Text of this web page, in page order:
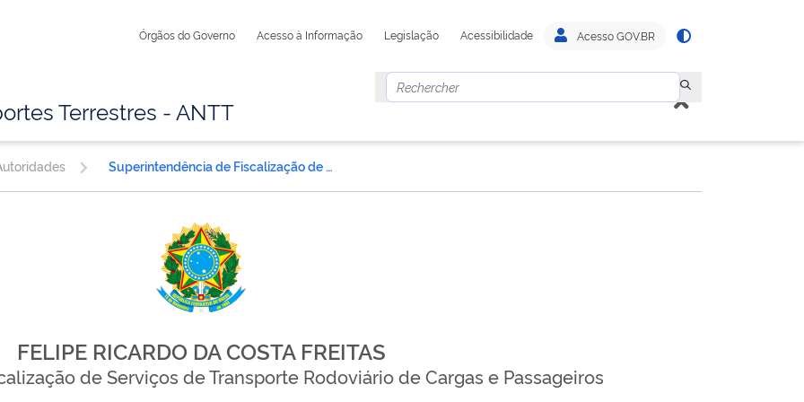
Órgãos do Governo Acesso à Informação Legislação Acessibilidade Acesso GOV.BR
Terrestres - ANTT
Superintendência de Fiscalização de Serviços de Transporte Rodoviário de Cargas e Passageiros
FELIPE RICARDO DA COSTA FREITAS
de Serviços de Transporte Rodoviário de Cargas e Passageiros